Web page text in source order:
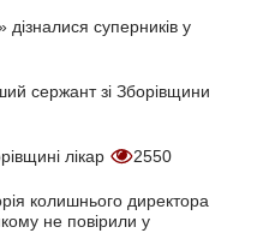
суперників у
сержант зі Зборівщини
лікар 2550
колишнього директора
не повірили у